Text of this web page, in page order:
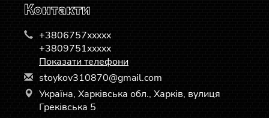
Контакти
+3806757xxxxx
+3809751xxxxx
Показати телефони
stoykov310870@gmail.com
Україна, Харківська обл., Харків, вулиця
Греківська 5